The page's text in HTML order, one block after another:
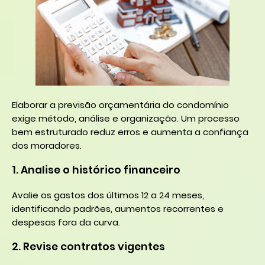
Elaborar a previsão orçamentária do condomínio
exige método, análise e organização. Um processo
bem estruturado reduz erros e aumenta a confiança
dos moradores.
1. Analise o histórico financeiro
Avalie os gastos dos últimos 12 a 24 meses,
identificando padrões, aumentos recorrentes e
despesas fora da curva.
2. Revise contratos vigentes